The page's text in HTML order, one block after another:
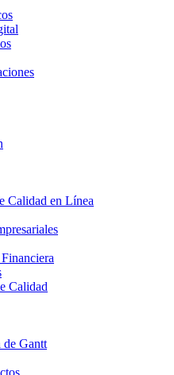
Calidad en Línea
Calidad
de Gantt